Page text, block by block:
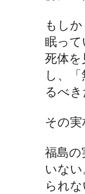
もし
眠って
死体
し、
るべき
その実
福島
いな
られな